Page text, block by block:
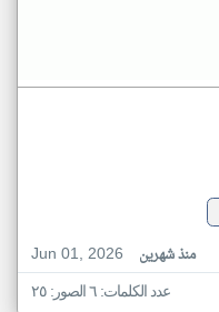
Jun 01, 2026
منذ شهرين
عدد الكلمات: ٦ الصور: ٢٥